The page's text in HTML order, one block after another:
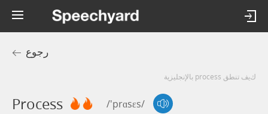
رجوع
كيف تنطق process بالإنجليزية
Process /'prɑsɛs/